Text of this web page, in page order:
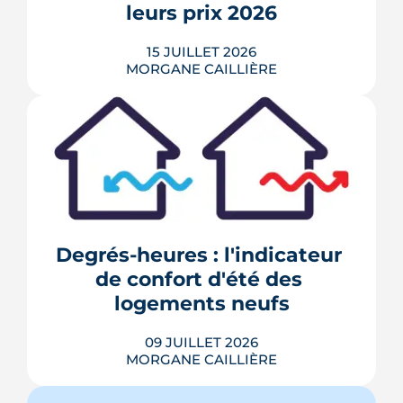
ressort le...leurs prix 2026
15 JUILLET 2026
MORGANE CAILLIÈRE
211 600 cambriolages et tentatives ont
été enregistrés en France en 2025, avec
un risque accru pendant les longues
absences estivales. De la serrure
Vacances, voici 10 mesures concrètes
recommandées par les forces de l'ordre
et les professionnels de ...
LIRE L'ARTICLE
Degrés-heures : l'indicateur
de confort d'été des
logements neufs
09 JUILLET 2026
MORGANE CAILLIÈRE